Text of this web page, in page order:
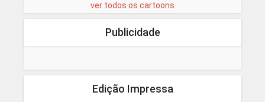
ver todos os cartoons
Publicidade
Edição Impressa